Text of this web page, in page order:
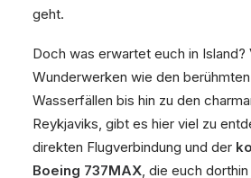
geht.
Doch was erwartet euch in Island?
Wunderwerken wie den
Wasserfällen bis hin zu den
Reykjaviks, gibt es hier viel zu
direkten Flugverbindung und der
Boeing 737MAX, die euch